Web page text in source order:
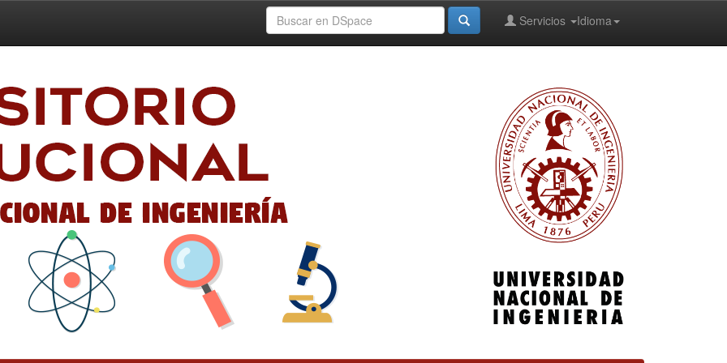
Idioma
Servicios